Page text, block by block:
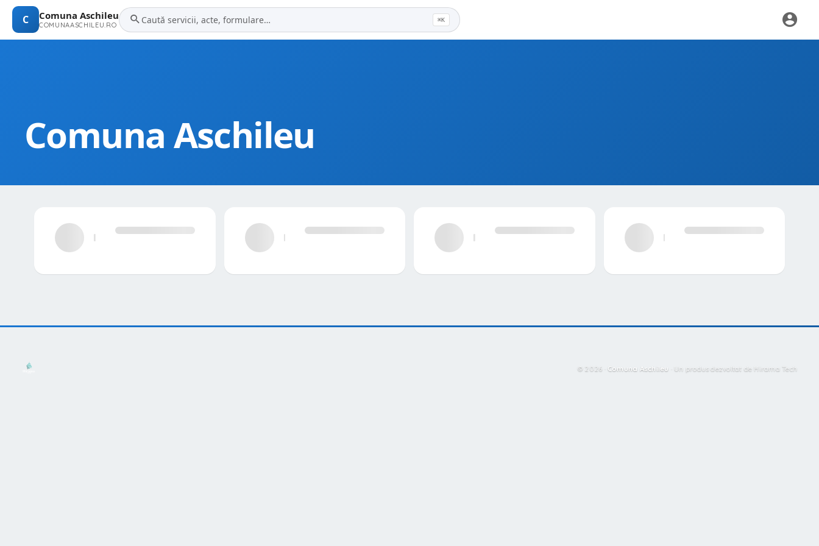
C Comuna Aschileu
COMUNAASCHILEU.RO
⌘K
Comuna Aschileu
© 2026 · Comuna Aschileu Un produs dezvoltat de Hirama Tech